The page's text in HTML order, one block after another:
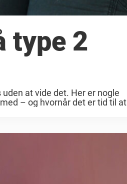
type 2
at vide det. Her er nogle
– og hvornår det er tid til at